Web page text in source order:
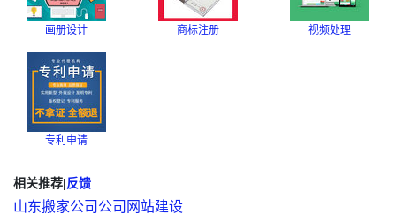
画册设计 商标注册 视频处理
专利申请
相关推荐|反馈
山东搬家公司公司网站建设